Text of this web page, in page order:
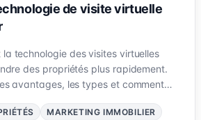
de visite virtuelle
technologie des visites virtuelles
des propriétés plus rapidement.
avantages, les types et comment
MARKETING IMMOBILIER